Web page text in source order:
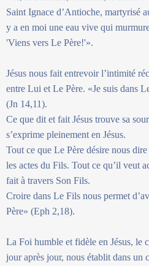
Saint Ignace d’Antioche, martyrisé
y a en moi une eau vive qui
'Viens vers Le Père!'».
Jésus nous fait entrevoir l’intimité
entre Lui et Le Père. «Je suis dans
(Jn 14,11).
Ce que dit et fait Jésus trouve sa
s’exprime pleinement en Jésus.
Tout ce que Le Père désire nous
les actes du Fils. Tout ce qu’il veut
fait à travers Son Fils.
Croire dans Le Fils nous permet
Père» (Eph 2,18).
La Foi humble et fidèle en Jésus, le
jour après jour, nous établit dans un